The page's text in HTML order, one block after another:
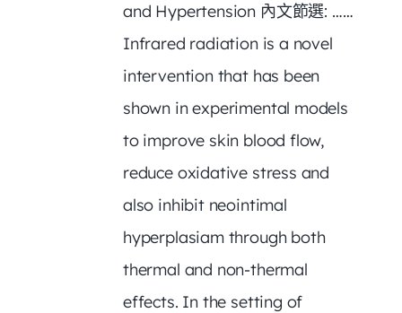
and Hypertension 內文節選: ……
Infrared radiation is a novel
intervention that has been
shown in experimental models
to improve skin blood flow,
reduce oxidative stress and
also inhibit neointimal
hyperplasiam through both
thermal and non-thermal
effects. In the setting of